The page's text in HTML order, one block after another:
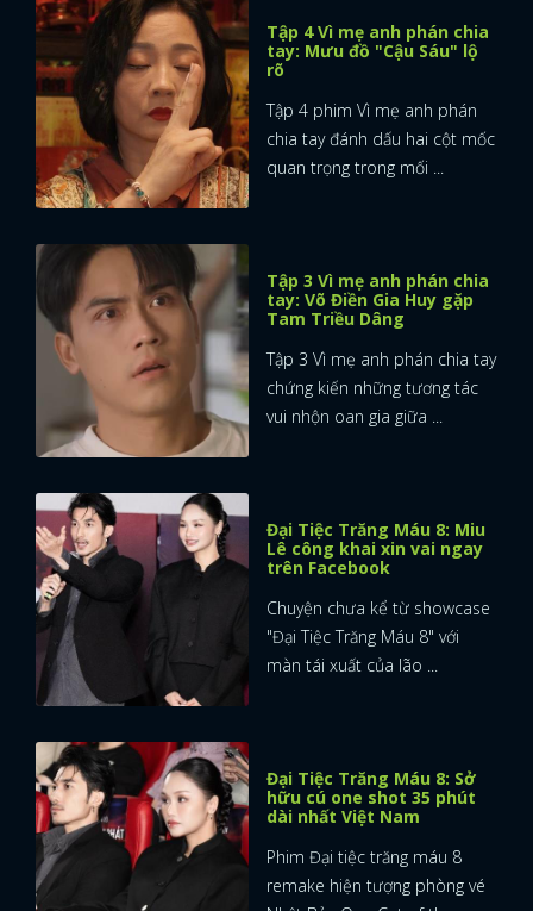
x
ĐĂNG NHẬP
Tập 4 Vì mẹ anh phán chia
tay: Mưu đồ "Cậu Sáu" lộ
rõ
Tập 4 phim Vì mẹ anh phán
chia tay đánh dấu hai cột mốc
quan trọng trong mối ...
Tập 3 Vì mẹ anh phán chia
tay: Võ Điền Gia Huy gặp
Tam Triều Dâng
Tập 3 Vì mẹ anh phán chia tay
chứng kiến những tương tác
vui nhộn oan gia giữa ...
Đại Tiệc Trăng Máu 8: Miu
Lê công khai xin vai ngay
trên Facebook
Chuyện chưa kể từ showcase
"Đại Tiệc Trăng Máu 8" với
màn tái xuất của lão ...
Đại Tiệc Trăng Máu 8: Sở
hữu cú one shot 35 phút
dài nhất Việt Nam
Phim Đại tiệc trăng máu 8
remake hiện tượng phòng vé